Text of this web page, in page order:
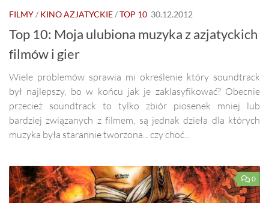
FILMY/ KINO AZJATYCKIE/TOP 10 30.12.2012
Top 10: Moja ulubiona muzyka z azjatyckich
filmów i gier
Wiele problemów sprawia mi określenie który soundtrack
był najlepszy, bo w końcu jak je zaklasyfikować? Obecnie
przecież soundtrack to tylko zbiór piosenek mniej lub
bardziej związanych z filmem, są jednak dzieła dla których
muzyka była starannie tworzona... czy choć...
0